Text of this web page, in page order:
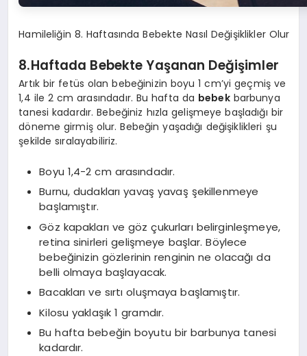
Hamileliğin 8. Haftasında Bebekte Nasıl Değişiklikler Olur
8.Haftada Bebekte Yaşanan Değişimler
Artık bir fetüs olan bebeğinizin boyu 1 cm’yi geçmiş ve
1,4 ile 2 cm arasındadır. Bu hafta da bebekbarbunya
tanesi kadardır. Bebeğiniz hızla gelişmeye başladığı bir
döneme girmiş olur. Bebeğin yaşadığı değişiklikleri şu
şekilde sıralayabiliriz.
Boyu 1,4-2 cm arasındadır.
Burnu, dudakları yavaş yavaş şekillenmeye
başlamıştır.
Göz kapakları ve göz çukurları belirginleşmeye,
retina sinirleri gelişmeye başlar. Böylece
bebeğinizin gözlerinin renginin ne olacağı da
belli olmaya başlayacak.
Bacakları ve sırtı oluşmaya başlamıştır.
Kilosu yaklaşık 1 gramdır.
Bu hafta bebeğin boyutu bir barbunya tanesi
kadardır.